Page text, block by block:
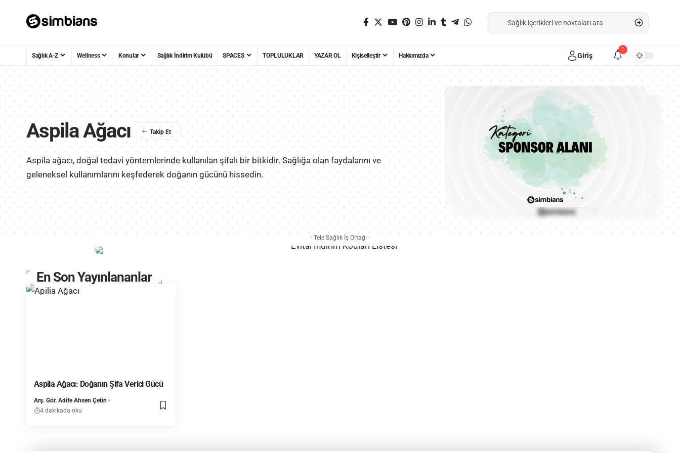
Sağlık A-Z Wellness Konular Sağlık İndirim Kulübü SPACES TOPLULUKLAR YAZAR OL Kişiselleştir Hakkımızda Giriş
1
Aspila Ağacı
Aspila ağacı, doğal tedavi yöntemlerinde kullanılan şifalı bir bitkidir. Sağlığa olan faydalarını ve
geleneksel kullanımlarını keşfederek doğanın gücünü hissedin.
- Tele Sağlık İş Ortağı -
En Son Yayınlananlar
Aspila Ağacı: Doğanın Şifa Verici Gücü
Arş. Gör. Adife Ahsen Çetin
4 dakikada oku